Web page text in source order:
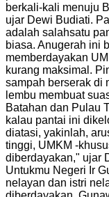
berkali-kali menuju
ujar Dewi Budiati.
adalah salahsatu
biasa. Anugerah ini
memberdayakan
kurang maksimal.
sampah berserak di
lembu membuat
Batahan dan Pulau
kalau pantai ini
diatasi, yakinlah,
tinggi, UMKM -
diberdayakan," ujar
Untukmu Negeri Ir
nelayan dan istri